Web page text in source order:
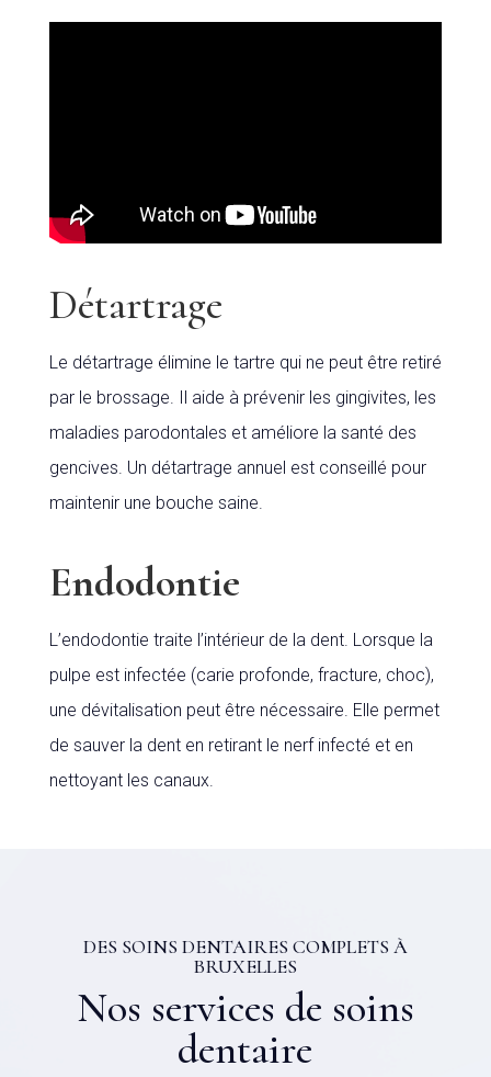
Détartrage
Le détartrage élimine le tartre qui ne peut être retiré
par le brossage. Il aide à prévenir les gingivites, les
maladies parodontales et améliore la santé des
gencives. Un détartrage annuel est conseillé pour
maintenir une bouche saine.
Endodontie
L’endodontie traite l’intérieur de la dent. Lorsque la
pulpe est infectée (carie profonde, fracture, choc),
une dévitalisation peut être nécessaire. Elle permet
de sauver la dent en retirant le nerf infecté et en
nettoyant les canaux.
DES SOINS DENTAIRES COMPLETS À
BRUXELLES
Nos services de soins
dentaire